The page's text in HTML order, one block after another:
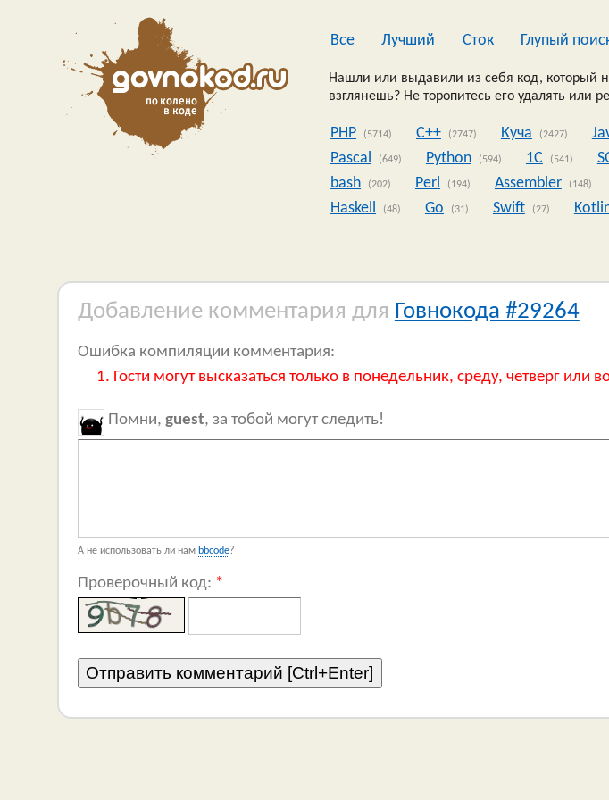
Все Лучший Сток Глупый
Нашли или выдавили из себя код, который
взглянешь? Не торопитесь его удалять или
PHP (5714) C++ (2747) Куча (2427)
Pascal (649) Python (594) 1C (541)
bash (202) Perl (194) Assembler (148)
Haskell (48) Go (31) Swift (27)
Добавление комментария для Говнокода #29264
Ошибка компиляции комментария:
Гости могут высказаться только в понедельник, среду, четверг или
Помни, guest, за тобой могут следить!
А не использовать ли нам bbcode?
Проверочный код: *